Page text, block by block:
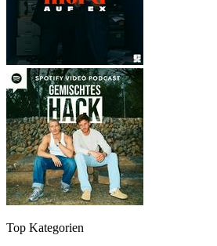
Top Kategorien